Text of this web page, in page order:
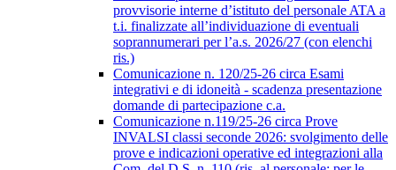
provvisorie interne d’istituto del personale ATA a
t.i. finalizzate all’individuazione di eventuali
soprannumerari per l’a.s. 2026/27 (con elenchi
ris.)
Comunicazione n. 120/25-26 circa Esami
integrativi e di idoneità - scadenza presentazione
domande di partecipazione c.a.
Comunicazione n.119/25-26 circa Prove
INVALSI classi seconde 2026: svolgimento delle
prove e indicazioni operative ed integrazioni alla